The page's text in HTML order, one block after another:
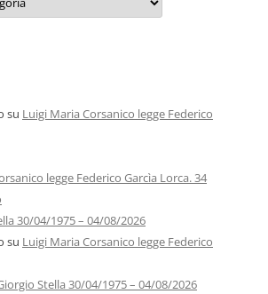
su Luigi Maria Corsanico legge Federico
legge Federico Garcìa Lorca. 34
30/04/1975 – 04/08/2026
su Luigi Maria Corsanico legge Federico
Stella 30/04/1975 – 04/08/2026